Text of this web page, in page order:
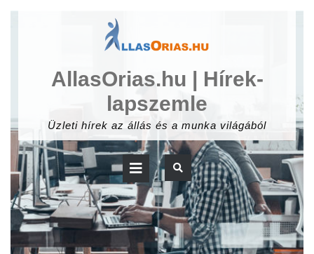
AllasOrias.hu | Hírek-
lapszemle
Üzleti hírek az állás és a munka világából
Open
Button